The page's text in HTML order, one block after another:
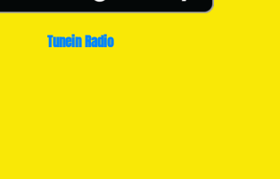
Tunein Radio